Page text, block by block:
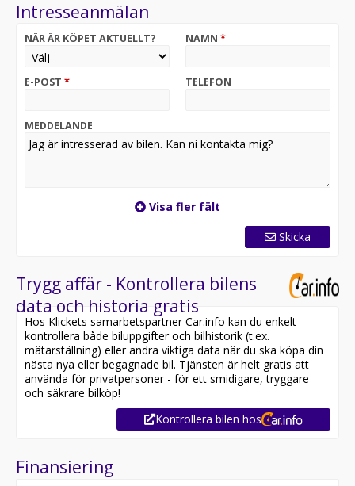
Intresseanmälan
NÄR ÄR KÖPET AKTUELLT? NAMN *
E-POST * TELEFON
MEDDELANDE
Visa fler fält
Skicka
Trygg affär - Kontrollera bilens
data och historia gratis
Hos Klickets samarbetspartner Car.info kan du enkelt
kontrollera både biluppgifter och bilhistorik (t.ex.
mätarställning) eller andra viktiga data när du ska köpa din
nästa nya eller begagnade bil. Tjänsten är helt gratis att
använda för privatpersoner - för ett smidigare, tryggare
och säkrare bilköp!
Kontrollera bilen hos
Finansiering